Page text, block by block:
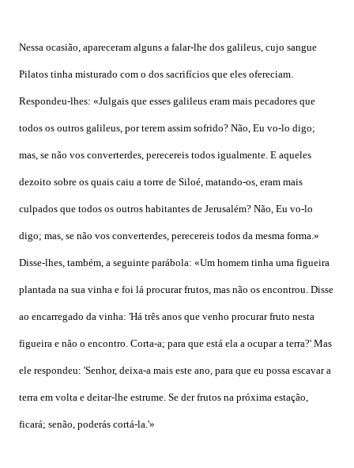
Nessa ocasião, apareceram alguns a falar-lhe dos galileus, cujo sangue
Pilatos tinha misturado com o dos sacrifícios que eles ofereciam.
Respondeu-lhes: «Julgais que esses galileus eram mais pecadores que
todos os outros galileus, por terem assim sofrido? Não, Eu vo-lo digo;
mas, se não vos converterdes, perecereis todos igualmente. E aqueles
dezoito sobre os quais caiu a torre de Siloé, matando-os, eram mais
culpados que todos os outros habitantes de Jerusalém? Não, Eu vo-lo
digo; mas, se não vos converterdes, perecereis todos da mesma forma.»
Disse-lhes, também, a seguinte parábola: «Um homem tinha uma figueira
plantada na sua vinha e foi lá procurar frutos, mas não os encontrou. Disse
ao encarregado da vinha: 'Há três anos que venho procurar fruto nesta
figueira e não o encontro. Corta-a; para que está ela a ocupar a terra?' Mas
ele respondeu: 'Senhor, deixa-a mais este ano, para que eu possa escavar a
terra em volta e deitar-lhe estrume. Se der frutos na próxima estação,
ficará; senão, poderás cortá-la.'»